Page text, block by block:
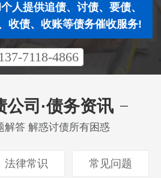
人提供追债、讨债、要债、
收债、收账等债务催收服务!
137-7118-4866
公司·债务资讯
解答 解惑讨债所有困惑
法律常识 常见问题